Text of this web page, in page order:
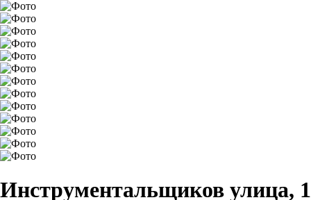
Инструментальщиков улица,